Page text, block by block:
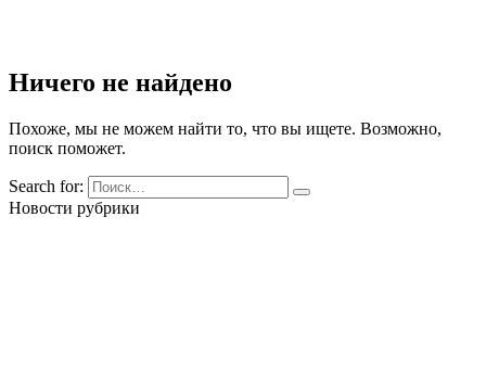
Ничего не найдено
Похоже, мы не можем найти то, что вы ищете. Возможно,
поиск поможет.
Search for:
Новости рубрики